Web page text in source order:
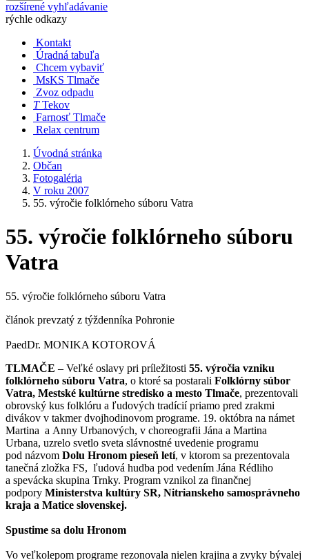
rozšírené vyhľadávanie
rýchle odkazy
Kontakt
Úradná tabuľa
Chcem vybaviť
MsKS Tlmače
Zvoz odpadu
T Tekov
Farnosť Tlmače
Relax centrum
Úvodná stránka
Občan
Fotogaléria
V roku 2007
55. výročie folklórneho súboru Vatra
55. výročie folklórneho súboru
Vatra
55. výročie folklórneho súboru Vatra
článok prevzatý z týždenníka Pohronie
PaedDr. MONIKA KOTOROVÁ
TLMAČE – Veľké oslavy pri príležitosti 55. výročia vzniku
folklórneho súboru Vatra, o ktoré sa postarali Folklórny súbor
Vatra, Mestské kultúrne stredisko a mesto Tlmače, prezentovali
obrovský kus folklóru a ľudových tradícií priamo pred zrakmi
divákov v takmer dvojhodinovom programe. 19. októbra na námet
Martina a Anny Urbanových, v choreografii Jána a Martina
Urbana, uzrelo svetlo sveta slávnostné uvedenie programu
pod názvom Dolu Hronom pieseň letí, v ktorom sa prezentovala
tanečná zložka FS, ľudová hudba pod vedením Jána Rédliho
a spevácka skupina Trnky. Program vznikol za finančnej
podpory Ministerstva kultúry SR, Nitrianskeho samosprávneho
kraja a Matice slovenskej.
Spustime sa dolu Hronom
Vo veľkolepom programe rezonovala nielen krajina a zvyky bývalej